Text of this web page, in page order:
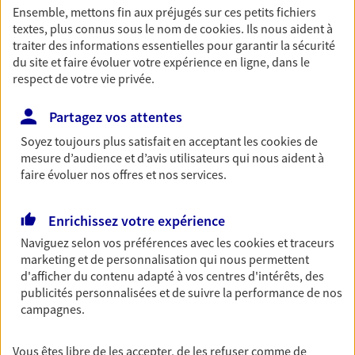
Accompagner vos projets de
vie
Achat immobilier, installation, départ à la retraite…
d'assurance et d'épargne. Recevez un conseil d'expert
Vous aider à constituer une
De nombreuses solutions s'offrent à vous pour faire
fructifier votre épargne. Laquelle correspond à vos
objectifs ? Rien ne remplace les conseils d'un expert :
Assurance vie, PER, Livret… Faisons le point ensemble !
Ensemble, mettons fin aux préjugés sur ces petits fichiers
textes, plus connus sous le nom decookies. Ils nous aident à
traiter des informations essentielles pour garantir la sécurité
du site et faire évoluer votre expérience en ligne, dans le
respect de votre vie privée.
Partagez vos attentes
Soyez toujours plus satisfait en acceptant lescookiesde
mesure d’audience et d’avis utilisateurs qui nous aident à
faire évoluer nos offres et nos services.
Enrichissez votre expérience
Naviguez selon vos préférences avec lescookies et traceurs
marketing et de personnalisation qui nous permettent
d'afficher du contenu adapté à vos centres d'intérêts, des
publicités personnalisées et de suivre la performance de nos
campagnes.
Vous êtes libre de les accepter, de les refuser comme de